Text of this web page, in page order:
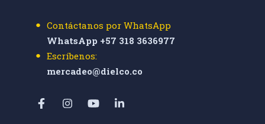
Contáctanos por WhatsApp
WhatsApp +57 318 3636977
Escríbenos:
mercadeo@dielco.co